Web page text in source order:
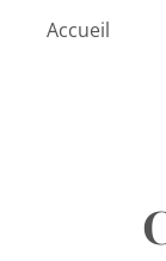
Accueil